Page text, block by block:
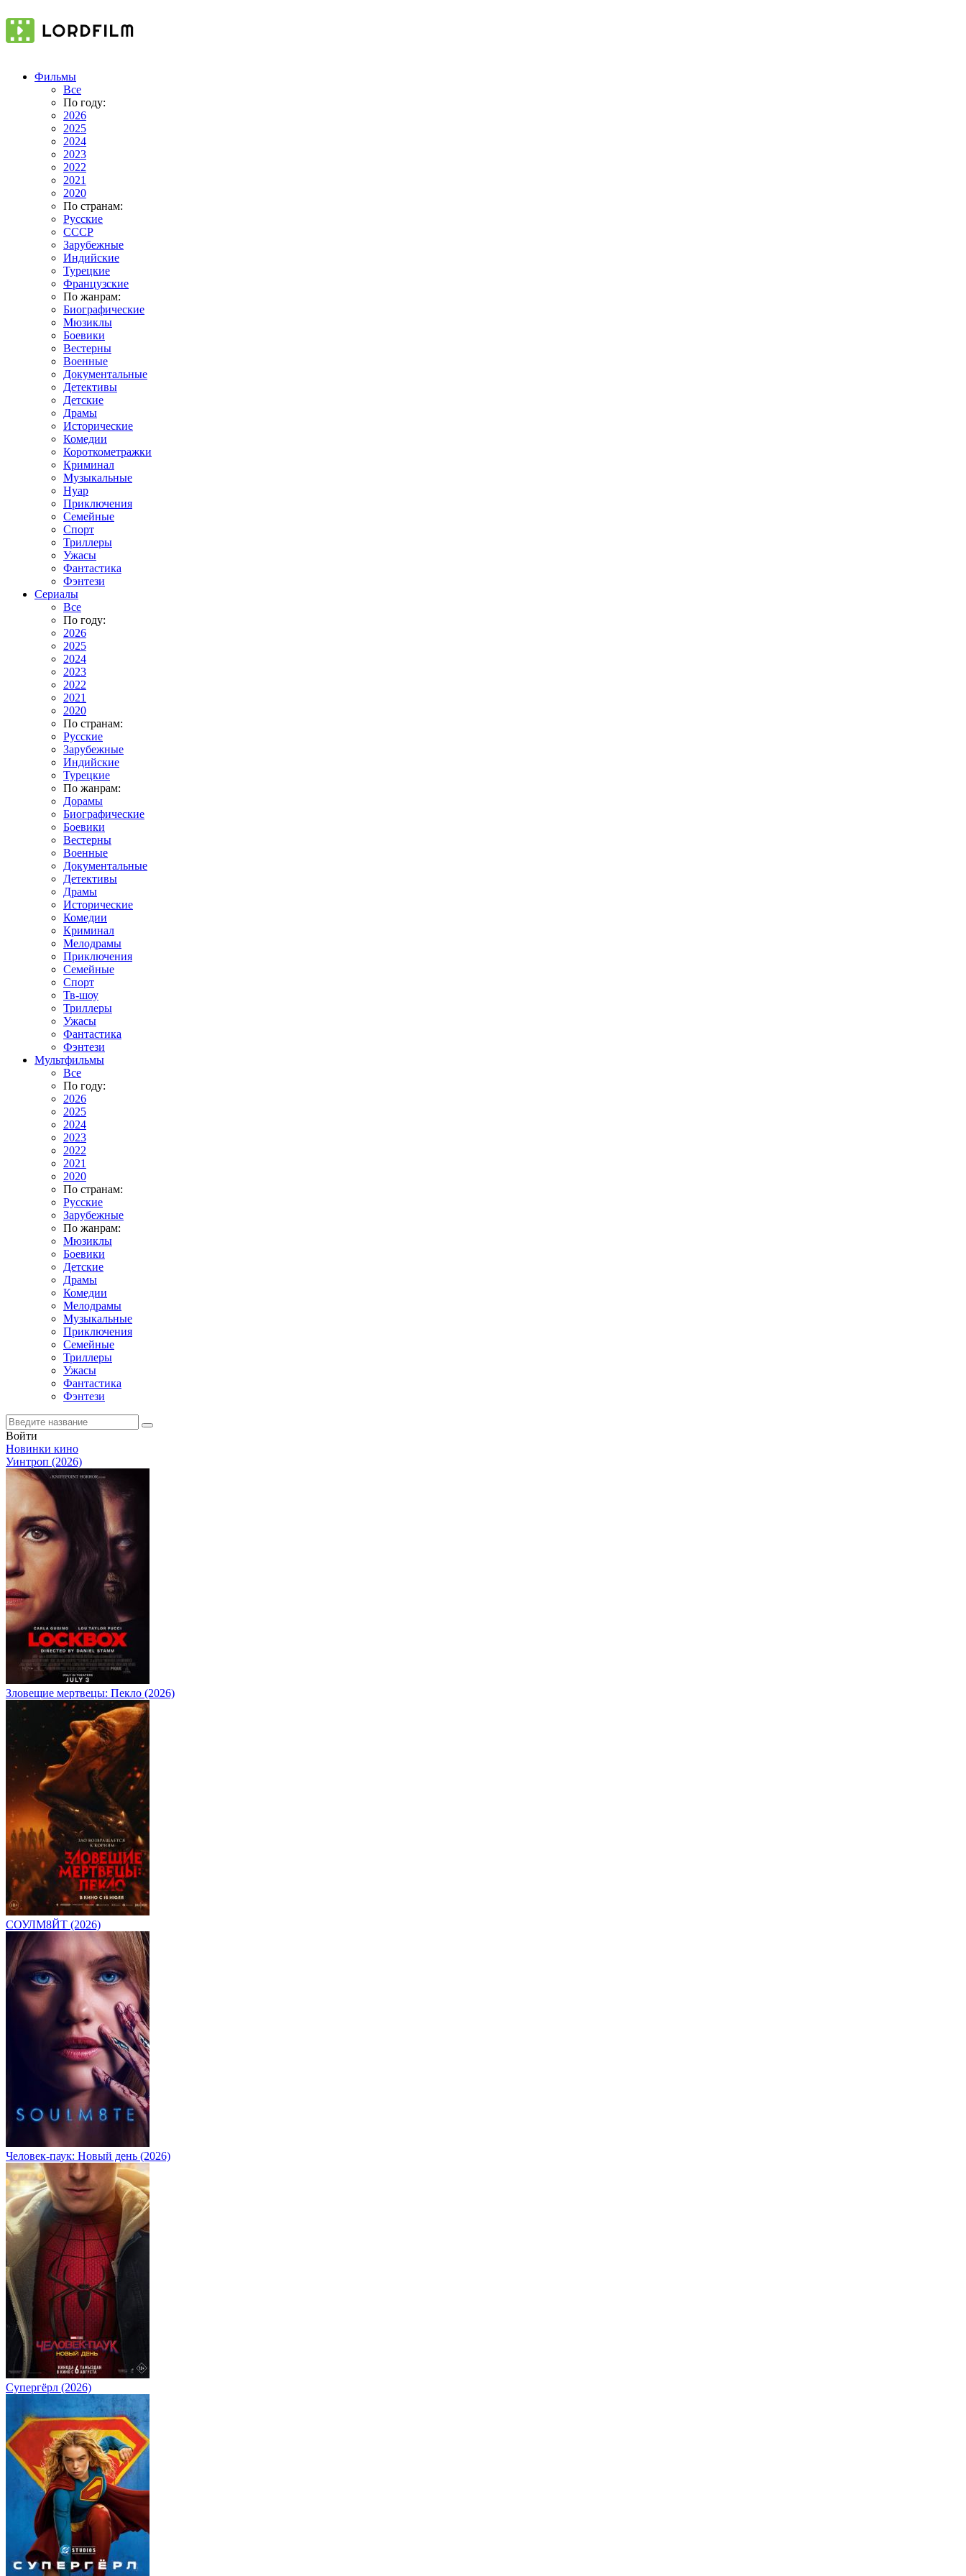
Фильмы
Все
По году:
2026
2025
2024
2023
2022
2021
2020
По странам:
Русские
СССР
Зарубежные
Индийские
Турецкие
Французские
По жанрам:
Биографические
Мюзиклы
Боевики
Вестерны
Военные
Документальные
Детективы
Детские
Драмы
Исторические
Комедии
Короткометражки
Криминал
Музыкальные
Нуар
Приключения
Семейные
Спорт
Триллеры
Ужасы
Фантастика
Фэнтези
Сериалы
Все
По году:
2026
2025
2024
2023
2022
2021
2020
По странам:
Русские
Зарубежные
Индийские
Турецкие
По жанрам:
Дорамы
Биографические
Боевики
Вестерны
Военные
Документальные
Детективы
Драмы
Исторические
Комедии
Криминал
Мелодрамы
Приключения
Семейные
Спорт
Тв-шоу
Триллеры
Ужасы
Фантастика
Фэнтези
Мультфильмы
Все
По году:
2026
2025
2024
2023
2022
2021
2020
По странам:
Русские
Зарубежные
По жанрам:
Мюзиклы
Боевики
Детские
Драмы
Комедии
Мелодрамы
Музыкальные
Приключения
Семейные
Триллеры
Ужасы
Фантастика
Фэнтези
Войти
Новинки кино
Уинтроп (2026)
Зловещие мертвецы: Пекло (2026)
СОУЛМ8ЙТ (2026)
Человек-паук: Новый день (2026)
Супергёрл (2026)